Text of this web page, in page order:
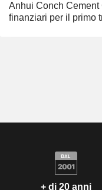
Anhui Conch Cement
finanziari per il primo
+ di 20 anni